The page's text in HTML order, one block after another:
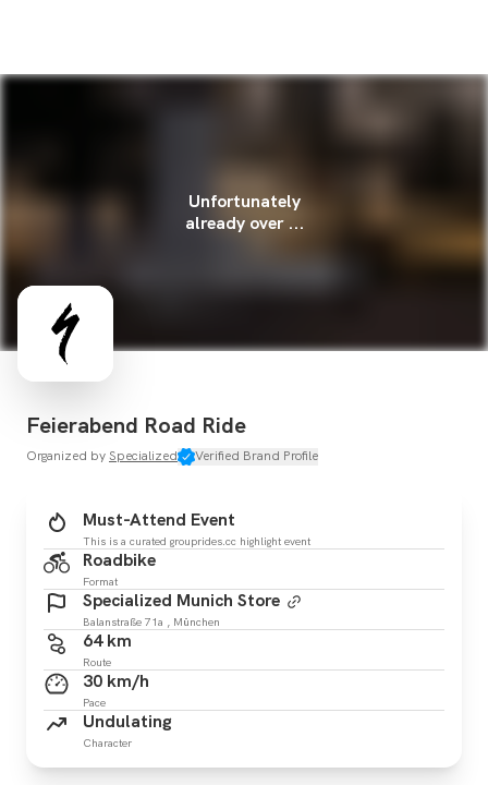
Unfortunately
already over ...
Feierabend Road Ride
Organized bySpecialized Verified Brand Profile
Must-Attend Event
This is a curated grouprides.cc highlight event
Roadbike
Format
Specialized Munich Store
Balanstraße 71a , München
64 km
Route
30 km/h
Pace
Undulating
Character